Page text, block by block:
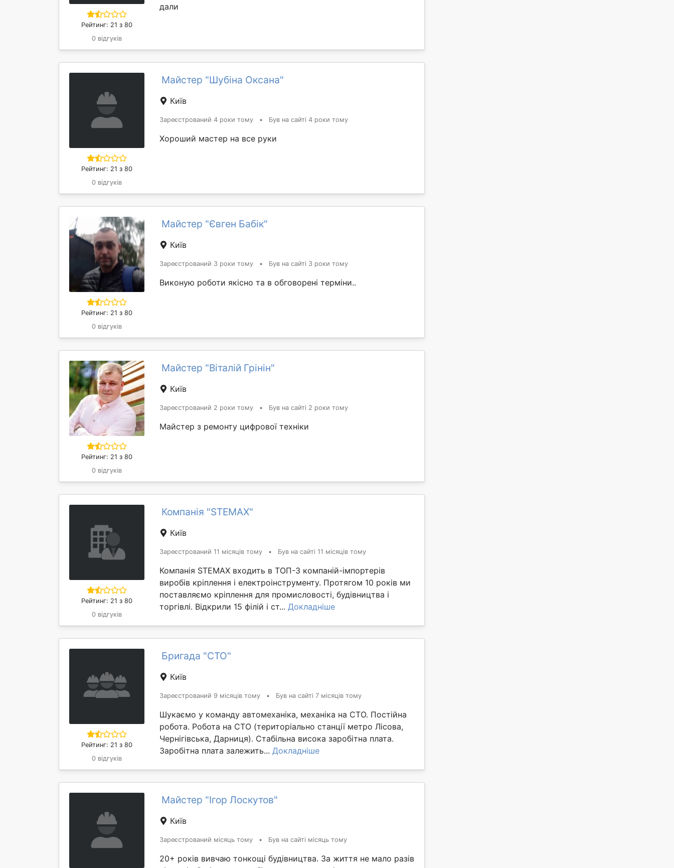
Рейтинг: 21 з 80
0 відгуків
дали
Рейтинг: 21 з 80
0 відгуків
Майстер "Шубіна Оксана"
Київ
Зареєстрований 4 роки тому • Був на сайті 4 роки тому
Хороший мастер на все руки
Рейтинг: 21 з 80
0 відгуків
Майстер "Євген Бабік"
Київ
Зареєстрований 3 роки тому • Був на сайті 3 роки тому
Виконую роботи якісно та в обговорені терміни..
Рейтинг: 21 з 80
0 відгуків
Майстер "Віталій Грінін"
Київ
Зареєстрований 2 роки тому • Був на сайті 2 роки тому
Майстер з ремонту цифрової техніки
Рейтинг: 21 з 80
0 відгуків
Компанія "STEMAX"
Київ
Зареєстрований 11 місяців тому • Був на сайті 11 місяців тому
Компанія STEMAX входить в ТОП-3 компаній-імпортерів
виробів кріплення і електроінструменту. Протягом 10 років ми
поставляємо кріплення для промисловості, будівництва і
торгівлі. Відкрили 15 філій і ст... Докладніше
Рейтинг: 21 з 80
0 відгуків
Бригада "СТО"
Київ
Зареєстрований 9 місяців тому • Був на сайті 7 місяців тому
Шукаємо у команду автомеханіка, механіка на СТО. Постійна
робота. Робота на СТО (територіально станції метро Лісова,
Чернігівська, Дарниця). Стабільна висока заробітна плата.
Заробітна плата залежить... Докладніше
Майстер "Ігор Лоскутов"
Київ
Зареєстрований місяць тому • Був на сайті місяць тому
20+ років вивчаю тонкощі будівництва. За життя не мало разів